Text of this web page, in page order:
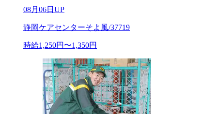
08月06日UP
静岡ケアセンターそよ風/37719
時給1,250円〜1,350円